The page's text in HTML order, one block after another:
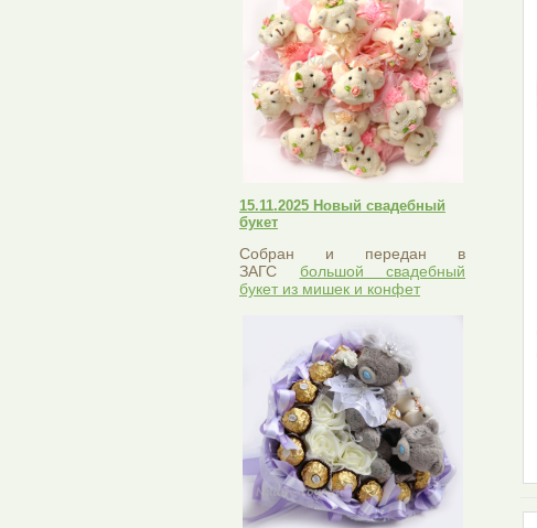
15.11.2025 Новый свадебный
букет
Собран и передан в
ЗАГС большой свадебный
букет из мишек и конфет